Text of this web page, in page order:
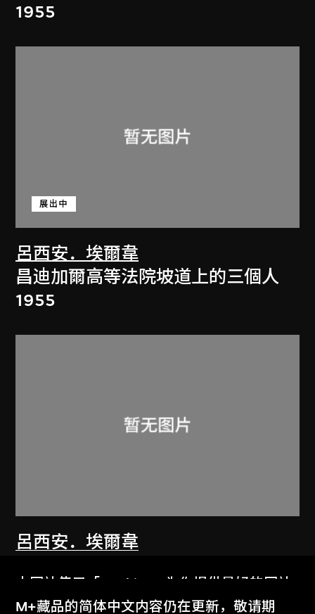
1955
呂西安．埃爾韋
展出中
昌迪加爾高等法院坡道上的三個人
1955
呂西安．埃爾韋
本网站使用「Cookies」为你提供最好的网站
体验。
M+藏品的简体中文内容仍在更新，敬请期